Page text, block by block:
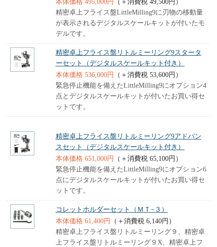
本体価格 495,000円
（＋消費税 49,500円）
精密卓上フライス盤LittleMilling9に刃物の移動量
が表示されるデジタルスケールキットが付いたモ
デルです。
精密卓上フライス盤リトルミーリング9スタータ
ーセット（デジタルスケールキット付き）
本体価格 536,000円
（＋消費税 53,600円）
緊急停止機能を備えたLittleMilling9にオプション4
点とデジタルスケールキットが付いたお買い得セ
ットです。
精密卓上フライス盤リトルミーリング9アドバン
スセット（デジタルスケールキット付き）
本体価格 651,000円
（＋消費税 65,100円）
緊急停止機能を備えたLittleMilling9にオプション6
点にデジタルスケールキットが付いたお買い得セ
ットです。
コレットホルダーセット（ＭＴ−３）
本体価格 61,400円
（＋消費税 6,140円）
精密卓上フライス盤リトルミーリング９、精密卓
上フライス盤リトルミーリング９X、精密卓上フ